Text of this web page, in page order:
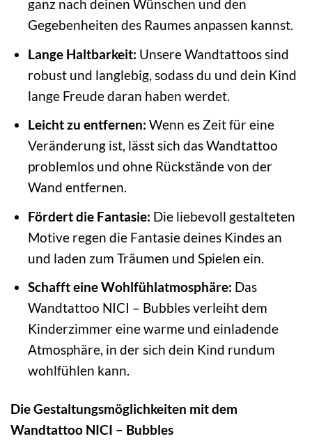
ganz nach deinen Wünschen und den
Gegebenheiten des Raumes anpassen kannst.
Lange Haltbarkeit: Unsere Wandtattoos sind
robust und langlebig, sodass du und dein Kind
lange Freude daran haben werdet.
Leicht zu entfernen: Wenn es Zeit für eine
Veränderung ist, lässt sich das Wandtattoo
problemlos und ohne Rückstände von der
Wand entfernen.
Fördert die Fantasie: Die liebevoll gestalteten
Motive regen die Fantasie deines Kindes an
und laden zum Träumen und Spielen ein.
Schafft eine Wohlfühlatmosphäre: Das
Wandtattoo NICI – Bubbles verleiht dem
Kinderzimmer eine warme und einladende
Atmosphäre, in der sich dein Kind rundum
wohlfühlen kann.
Die Gestaltungsmöglichkeiten mit dem
Wandtattoo NICI – Bubbles